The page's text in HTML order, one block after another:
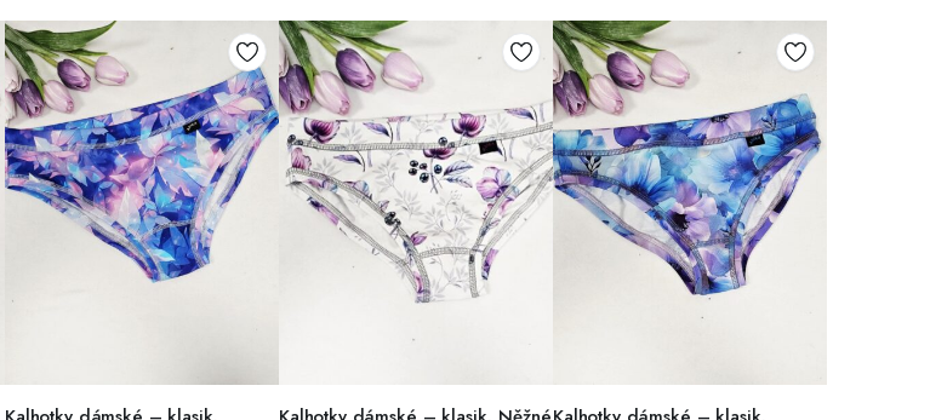
VÝBĚR MOŽNOSTÍ VÝBĚR MOŽNOSTÍ VÝBĚR MOŽNOSTÍ